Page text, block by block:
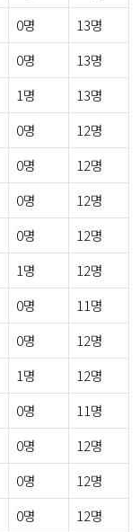
0명
13명
0명
13명
1명
13명
0명
12명
0명
12명
0명
12명
0명
12명
1명
12명
0명
11명
0명
12명
1명
12명
0명
11명
0명
12명
0명
12명
0명
12명